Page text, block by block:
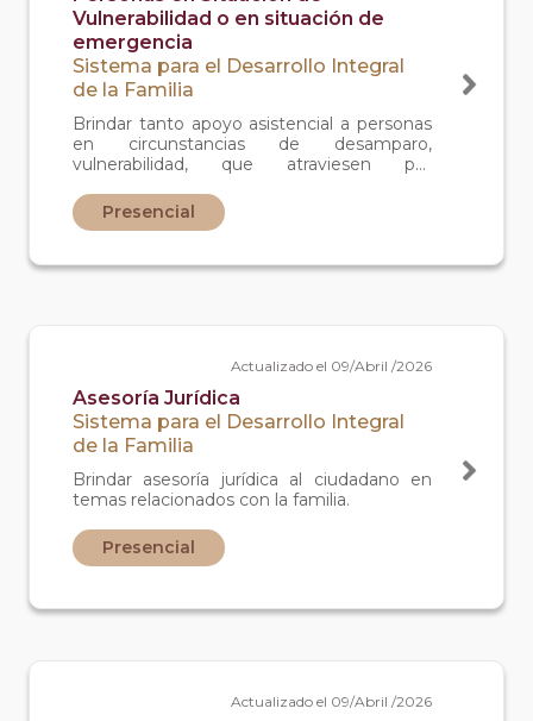
Vulnerabilidad o en situación de
emergencia
Sistema para el Desarrollo Integral
de la Familia
Brindar tanto apoyo asistencial a personas
en circunstancias de desamparo,
vulnerabilidad, que atraviesen por
como ofrecer alternativas de orientación,
canalización, servicios y herramientas
Presencial
Actualizado el 09/Abril /2026
Asesoría Jurídica
Sistema para el Desarrollo Integral
de la Familia
Brindar asesoría jurídica al ciudadano en
temas relacionados con la familia.
Presencial
Actualizado el 09/Abril /2026